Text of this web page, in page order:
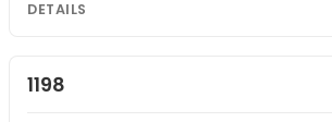
1198